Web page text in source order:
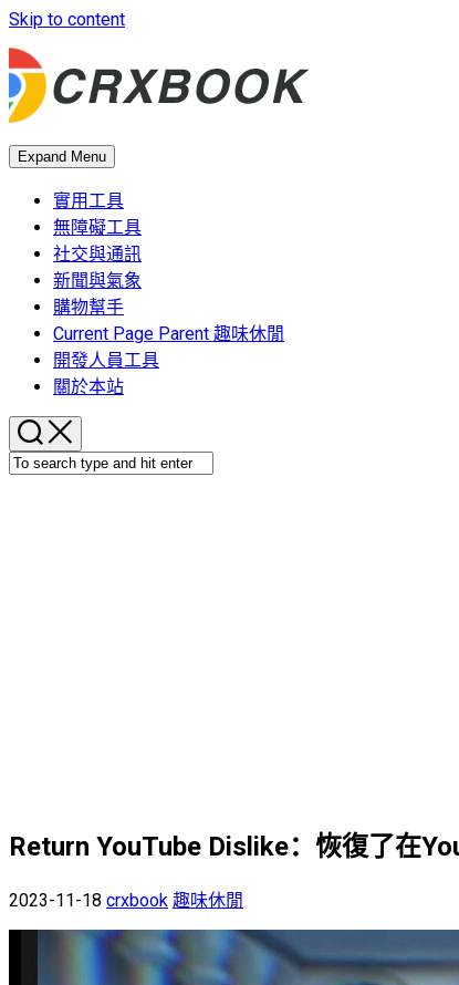
Skip to content
Expand Menu
實用工具
無障礙工具
社交與通訊
新聞與氣象
購物幫手
Current Page Parent 趣味休閒
開發人員工具
關於本站
Return YouTube Dislike：恢復了在
2023-11-18 crxbook 趣味休閒